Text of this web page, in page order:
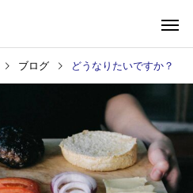
ブログ どうなりたいですか？